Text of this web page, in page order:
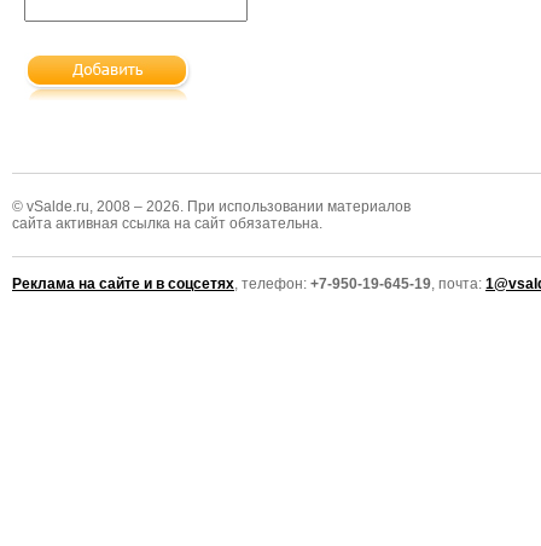
© vSalde.ru, 2008 – 2026. При использовании материалов
сайта активная ссылка на сайт обязательна.
Реклама на сайте и в соцсетях, телефон: +7-950-19-645-19, почта: